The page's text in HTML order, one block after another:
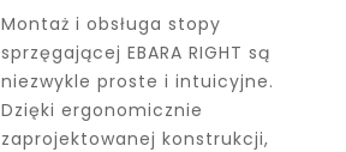
Montaż i obsługa stopy
sprzęgającej EBARA RIGHT są
niezwykle proste i intuicyjne.
Dzięki ergonomicznie
zaprojektowanej konstrukcji,